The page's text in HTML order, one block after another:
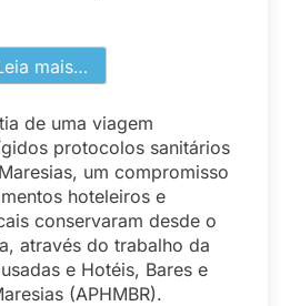
mais…
de uma viagem
protocolos sanitários
um compromisso
hoteleiros e
conservaram desde o
através do trabalho da
e Hotéis, Bares e
(APHMBR).